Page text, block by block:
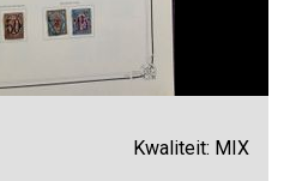
Kwaliteit: MIX